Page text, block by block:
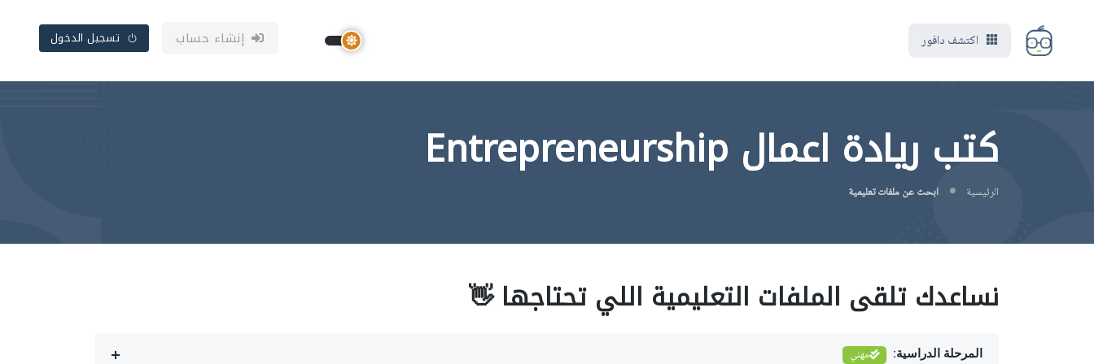
اكتشف دافور إنشاء حساب تسجيل الدخول
كتب ريادة اعمال Entrepreneurship
الرئيسية ابحث عن ملفات تعليمية
نساعدك تلقى الملفات التعليمية اللي تحتاجها 👋
المرحلة الدراسية: مهني